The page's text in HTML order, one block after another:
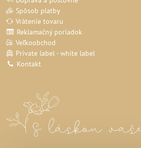
Spôsob platby
Vrátenie tovaru
Reklamačný poriadok
Veľkoobchod
Private label - white label
Kontakt